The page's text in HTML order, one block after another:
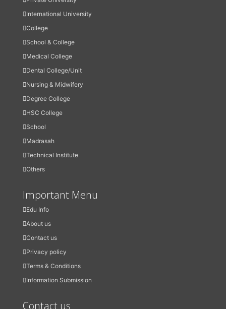
International University
College
School & College
Medical College
Dental College/Unit
Nursing & Midwifery
Degree College
HSC College
School
Madrasah
Technical Institute
Others
Important Menu
Edu Info
About us
Contact us
Privacy policy
Terms & Conditions
Information Submission
Contact us